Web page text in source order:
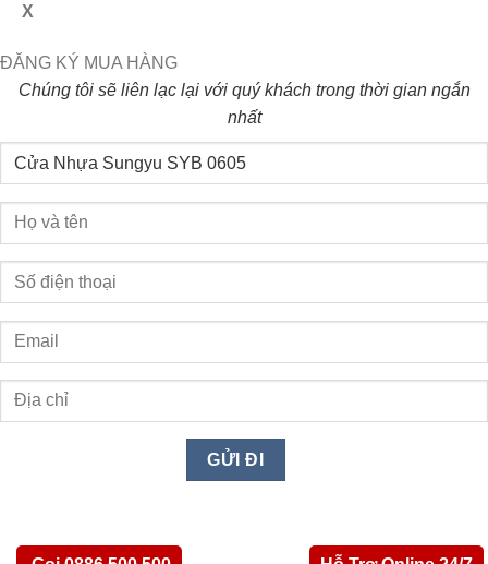
X
ĐĂNG KÝ MUA HÀNG
Chúng tôi sẽ liên lạc lại với quý khách trong thời gian ngắn
nhất